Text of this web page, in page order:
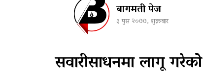
बागमती पेज
३ पुस २०७७, शुक्रबार
सवारीसाधनमा लागू